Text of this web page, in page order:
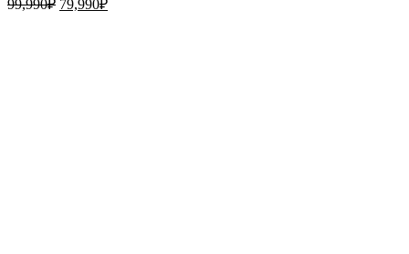
99,990₽ 79,990₽